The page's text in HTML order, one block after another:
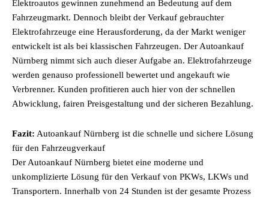
Elektroautos gewinnen zunehmend an Bedeutung auf dem
Fahrzeugmarkt. Dennoch bleibt der Verkauf gebrauchter
Elektrofahrzeuge eine Herausforderung, da der Markt weniger
entwickelt ist als bei klassischen Fahrzeugen. Der Autoankauf
Nürnberg nimmt sich auch dieser Aufgabe an. Elektrofahrzeuge
werden genauso professionell bewertet und angekauft wie
Verbrenner. Kunden profitieren auch hier von der schnellen
Abwicklung, fairen Preisgestaltung und der sicheren Bezahlung.
Fazit: Autoankauf Nürnberg ist die schnelle und sichere Lösung
für den Fahrzeugverkauf
Der Autoankauf Nürnberg bietet eine moderne und
unkomplizierte Lösung für den Verkauf von PKWs, LKWs und
Transportern. Innerhalb von 24 Stunden ist der gesamte Prozess